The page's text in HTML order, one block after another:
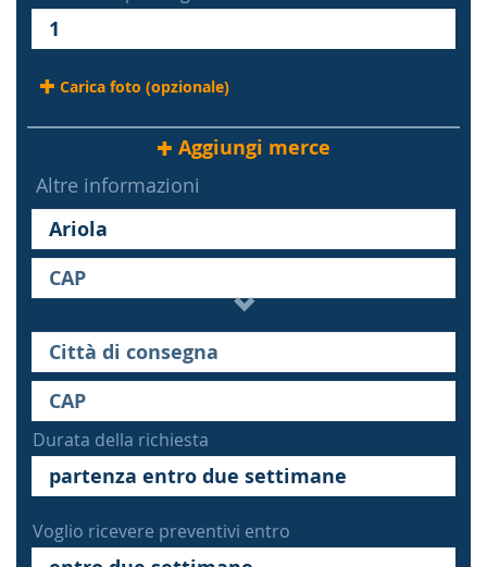
Carica foto (opzionale)
Aggiungi merce
Altre informazioni
Durata della richiesta
Voglio ricevere preventivi entro